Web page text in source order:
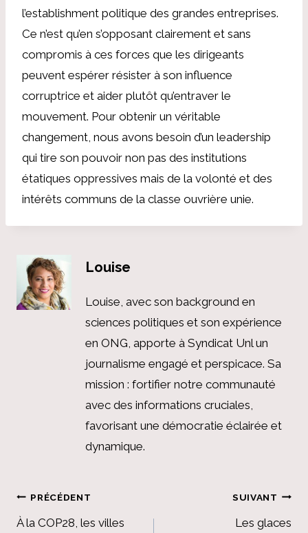
l’establishment politique des grandes entreprises.
Ce n’est qu’en s’opposant clairement et sans
compromis à ces forces que les dirigeants
peuvent espérer résister à son influence
corruptrice et aider plutôt qu’entraver le
mouvement. Pour obtenir un véritable
changement, nous avons besoin d’un leadership
qui tire son pouvoir non pas des institutions
étatiques oppressives mais de la volonté et des
intérêts communs de la classe ouvrière unie.
Louise
Louise, avec son background en
sciences politiques et son expérience
en ONG, apporte à Syndicat Unl un
journalisme engagé et perspicace. Sa
mission : fortifier notre communauté
avec des informations cruciales,
favorisant une démocratie éclairée et
dynamique.
Navigation
PRÉCÉDENT
À la COP28, les villes
SUIVANT
Les glaces